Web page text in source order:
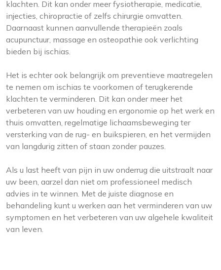
klachten. Dit kan onder meer fysiotherapie, medicatie,
injecties, chiropractie of zelfs chirurgie omvatten.
Daarnaast kunnen aanvullende therapieën zoals
acupunctuur, massage en osteopathie ook verlichting
bieden bij ischias.
Het is echter ook belangrijk om preventieve maatregelen
te nemen om ischias te voorkomen of terugkerende
klachten te verminderen. Dit kan onder meer het
verbeteren van uw houding en ergonomie op het werk en
thuis omvatten, regelmatige lichaamsbeweging ter
versterking van de rug- en buikspieren, en het vermijden
van langdurig zitten of staan zonder pauzes.
Als u last heeft van pijn in uw onderrug die uitstraalt naar
uw been, aarzel dan niet om professioneel medisch
advies in te winnen. Met de juiste diagnose en
behandeling kunt u werken aan het verminderen van uw
symptomen en het verbeteren van uw algehele kwaliteit
van leven.